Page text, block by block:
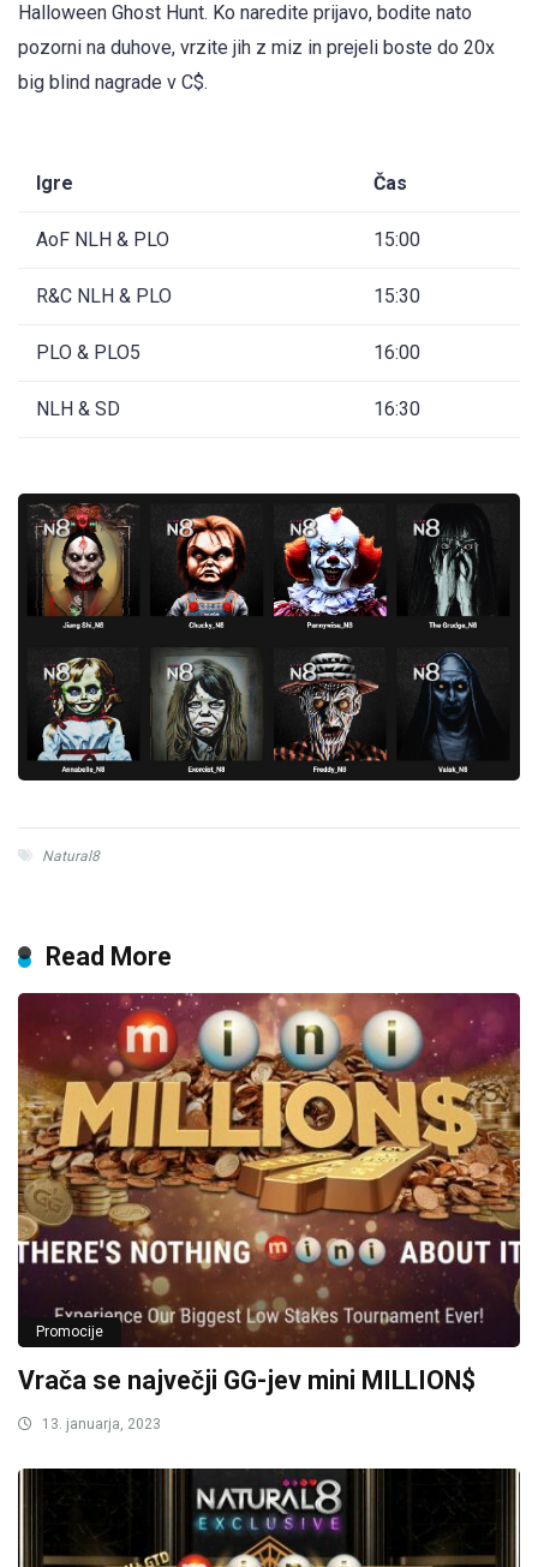
Halloween Ghost Hunt. Ko naredite prijavo, bodite nato
pozorni na duhove, vrzite jih z miz in prejeli boste do 20x
big blind nagrade v C$.
Igre Čas
AoF NLH & PLO 15:00
R&C NLH & PLO 15:30
PLO & PLO5 16:00
NLH & SD 16:30
Natural8
Read More
Promocije
Vrača se največji GG-jev mini MILLION$
13. januarja, 2023